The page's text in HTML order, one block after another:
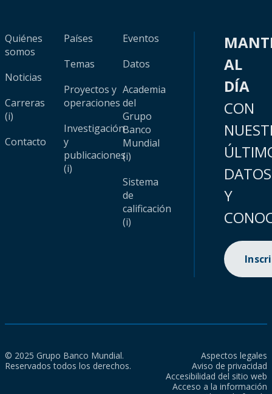
Quiénes
somos
Noticias
Carreras
(i)
Contacto
Países
Temas
Proyectos y
operaciones
Investigación
y
publicaciones
(i)
Eventos
Datos
Academia
del
Grupo
Banco
Mundial
(i)
Sistema
de
calificación
(i)
AL
DÍA
CON
DATOS
Y
© 2025 Grupo Banco Mundial.
Reservados todos los derechos.
Aspectos legales
Aviso de privacidad
Accesibilidad del sitio web
Acceso a la información